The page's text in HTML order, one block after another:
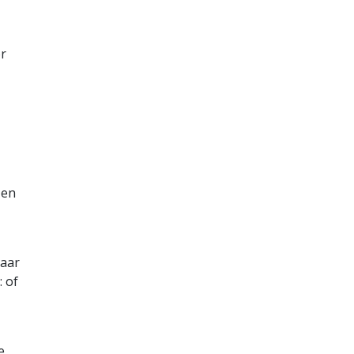
of